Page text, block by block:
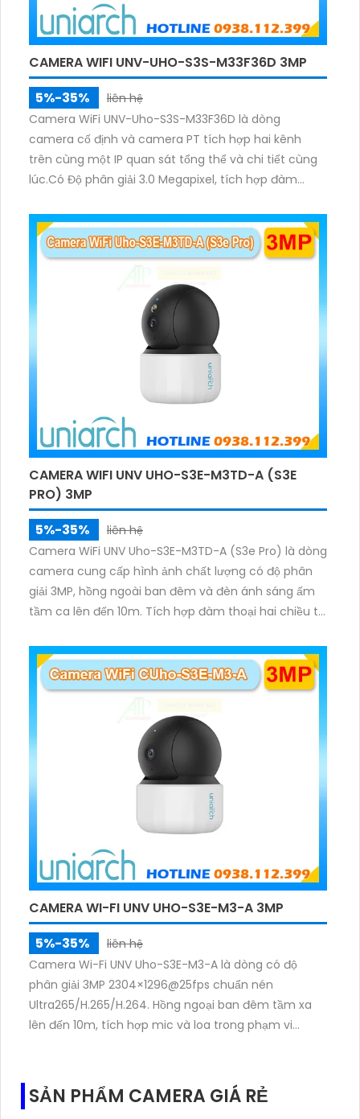
CAMERA WIFI UNV-UHO-S3S-M33F36D 3MP
5%-35%
liên hệ
Camera WiFi UNV-Uho-S3S-M33F36D là dòng
camera cố định và camera PT tích hợp hai kênh
trên cùng một IP quan sát tổng thể và chi tiết cùng
lúc.Có Độ phân giải 3.0 Megapixel, tích hợp đàm
sáng ấm lên đến 10m.
CAMERA WIFI UNV UHO-S3E-M3TD-A (S3E
PRO) 3MP
5%-35%
liên hệ
Camera WiFi UNV Uho-S3E-M3TD-A (S3e Pro) là dòng
camera cung cấp hình ảnh chất lượng có độ phân
giải 3MP, hồng ngoài ban đêm và đèn ánh sáng ấm
tầm ca lên đến 10m. Tích hợp đàm thoại hai chiều to
CAMERA WI-FI UNV UHO-S3E-M3-A 3MP
5%-35%
liên hệ
Camera Wi-Fi UNV Uho-S3E-M3-A là dòng có độ
phân giải 3MP 2304×1296@25fps chuẩn nén
Ultra265/H.265/H.264. Hồng ngoại ban đêm tầm xa
lên đến 10m, tích hợp mic và loa trong phạm vi
SẢN PHẨM CAMERA GIÁ RẺ